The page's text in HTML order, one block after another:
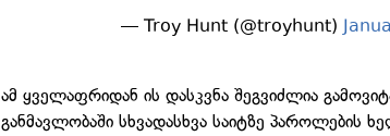
— Troy Hunt (@troyhunt)
ამ ყველაფრიდან ის დასკვნა შეგვიძლია
განმავლობაში სხვადასხვა საიტზე პაროლების